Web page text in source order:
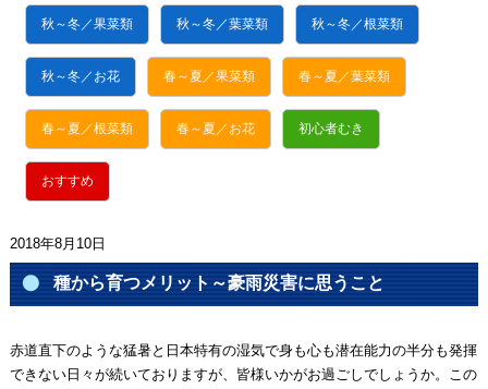
秋～冬／果菜類 秋～冬／葉菜類 秋～冬／根菜類
秋～冬／お花 春～夏／果菜類 春～夏／葉菜類
春～夏／根菜類 春～夏／お花 初心者むき
おすすめ
2018年8月10日
種から育つメリット～豪雨災害に思うこと
赤道直下のような猛暑と日本特有の湿気で身も心も潜在能力の半分も発揮
できない日々が続いておりますが、皆様いかがお過ごしでしょうか。この